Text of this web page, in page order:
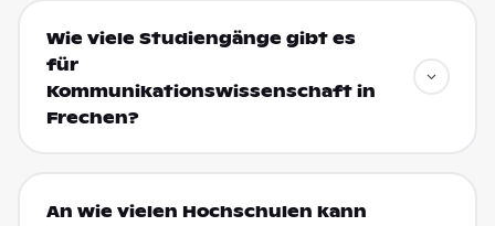
Wie viele Studiengänge gibt es
für
Kommunikationswissenschaft in
Frechen?
An wie vielen Hochschulen kann